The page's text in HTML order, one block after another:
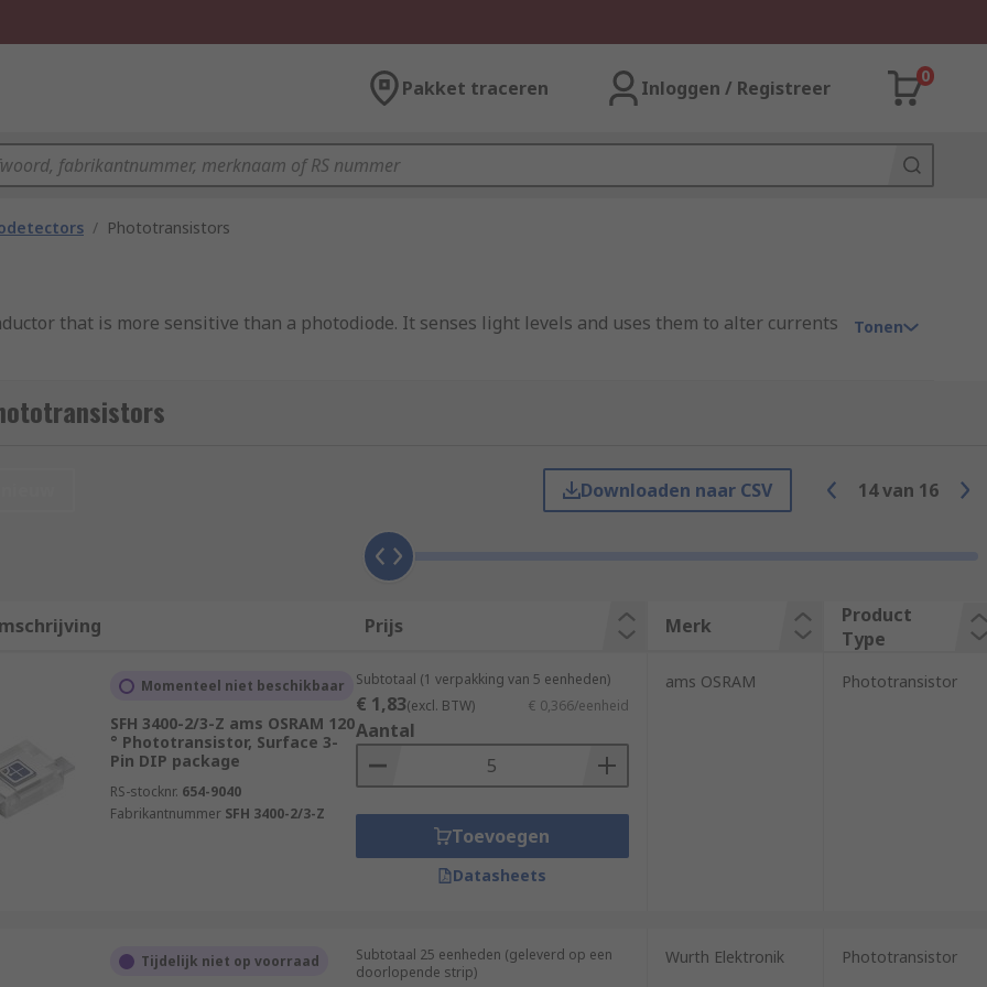
Pakket traceren Inloggen / Registreer
0
/ Phototransistors
that is more sensitive than a photodiode. It senses light levels and uses them to alter currents
or another semi-conductive material.
or UV (Ultraviolet) is successful, the device will alter a current flowing between an emitter and
and applications such as:
Tonen
Downloaden naar CSV 14van 16
Prijs Merk
Product
Type
Momenteel niet beschikbaar
SFH 3400-2/3-Z ams OSRAM 120
° Phototransistor, Surface 3-
Pin DIP package
RS-stocknr. 654-9040
Fabrikantnummer SFH 3400-2/3-Z
Subtotaal (1 verpakking van 5 eenheden)
€ 1,83(excl. BTW) € 0,366/eenheid
Aantal
Toevoegen
Datasheets
ams OSRAM Phototransistor
Tijdelijk niet op voorraad
Subtotaal 25 eenheden (geleverd op een
doorlopende strip)
Wurth Elektronik Phototransistor